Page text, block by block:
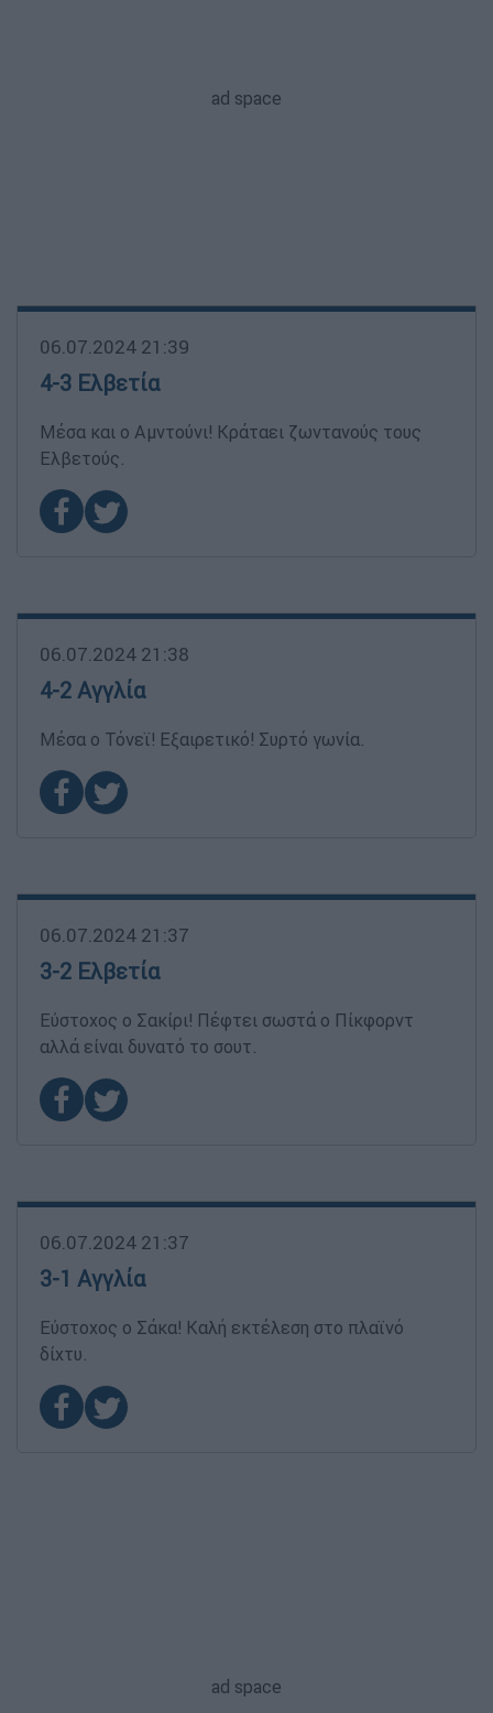
06.07.2024 21:39
4-3 Ελβετία
Μέσα και ο Αμντούνι! Κράταει ζωντανούς τους
Ελβετούς.
06.07.2024 21:38
4-2 Αγγλία
Μέσα ο Τόνεϊ! Εξαιρετικό! Συρτό γωνία.
06.07.2024 21:37
3-2 Ελβετία
Εύστοχος ο Σακίρι! Πέφτει σωστά ο Πίκφορντ
αλλά είναι δυνατό το σουτ.
06.07.2024 21:37
3-1 Αγγλία
Εύστοχος ο Σάκα! Καλή εκτέλεση στο πλαϊνό
δίχτυ.